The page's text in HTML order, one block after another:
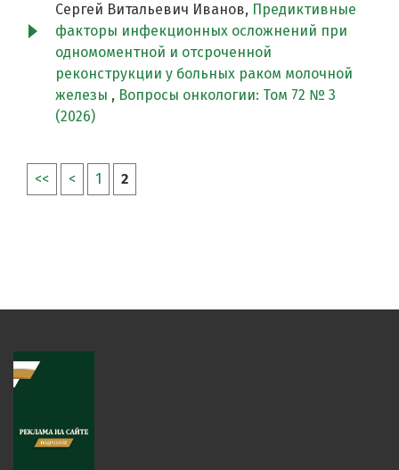
Сергей Витальевич Иванов, Предиктивные
факторы инфекционных осложнений при
одномоментной и отсроченной
реконструкции у больных раком молочной
железы , Вопросы онкологии: Том 72 № 3
(2026)
<< < 1 2